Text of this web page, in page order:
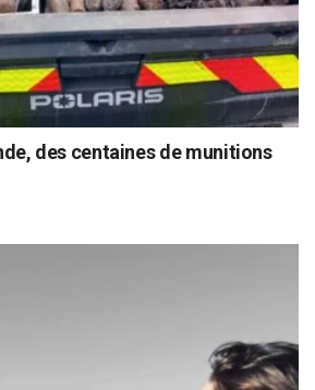
des centaines de munitions